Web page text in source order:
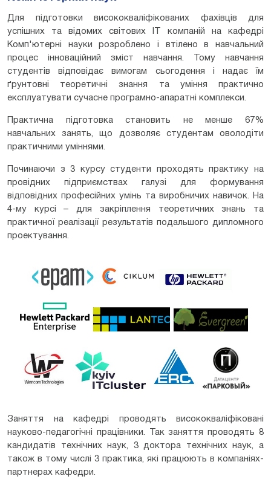
Для підготовки висококваліфікованих фахівців для
успішних та відомих світових ІТ компаній на кафедрі
Комп'ютерні науки розроблено і втілено в навчальний
процес інноваційний зміст навчання. Тому навчання
студентів відповідає вимогам сьогодення і надає їм
ґрунтовні теоретичні знання та уміння практично
експлуатувати сучасне програмно-апаратні комплекси.
Практична підготовка становить не менше 67%
навчальних занять, що дозволяє студентам оволодіти
практичними уміннями.
Починаючи з 3 курсу студенти проходять практику на
провідних підприємствах галузі для формування
відповідних професійних умінь та виробничих навичок. На
4-му курсі – для закріплення теоретичних знань та
практичної реалізації результатів подальшого дипломного
проектування.
Заняття на кафедрі проводять висококваліфіковані
науково-педагогічні працівники. Так заняття проводять 8
кандидатів технічних наук, 3 доктора технічних наук, а
також в тому числі 3 практика, які працюють в компаніях-
партнерах кафедри.